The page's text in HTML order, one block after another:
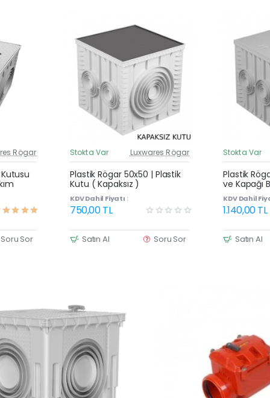
Fiyat
Yeni Ürün
Rögar
Soru Sor
Güncel Fiyat
Yeni Ürün
Stokta Var Luxwares Rögar
Plastik Rögar 50x50 | Plastik
Kutu ( Kapaksız )
KDV Dahil Fiyatı :
750,00 TL
Satın Al Soru Sor
Stokta Var
Plastik
ve Kapağı
KDV Dahil
1.140,00 TL
Satın Al